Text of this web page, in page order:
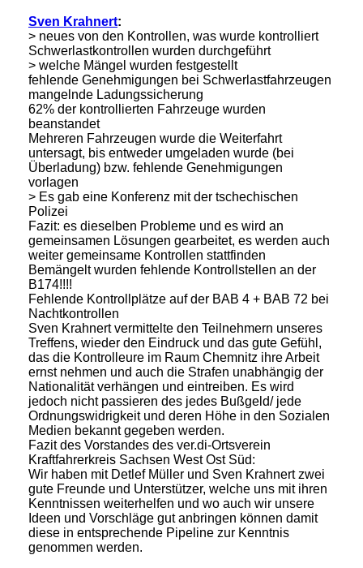
Sven Krahnert:
> neues von den Kontrollen, was wurde kontrolliert
Schwerlastkontrollen wurden durchgeführt
> welche Mängel wurden festgestellt
fehlende Genehmigungen bei Schwerlastfahrzeugen
mangelnde Ladungssicherung
62% der kontrollierten Fahrzeuge wurden
beanstandet
Mehreren Fahrzeugen wurde die Weiterfahrt
untersagt, bis entweder umgeladen wurde (bei
Überladung) bzw. fehlende Genehmigungen
vorlagen
> Es gab eine Konferenz mit der tschechischen
Polizei
Fazit: es dieselben Probleme und es wird an
gemeinsamen Lösungen gearbeitet, es werden auch
weiter gemeinsame Kontrollen stattfinden
Bemängelt wurden fehlende Kontrollstellen an der
B174!!!!
Fehlende Kontrollplätze auf der BAB 4 + BAB 72 bei
Nachtkontrollen
Sven Krahnert vermittelte den Teilnehmern unseres
Treffens, wieder den Eindruck und das gute Gefühl,
das die Kontrolleure im Raum Chemnitz ihre Arbeit
ernst nehmen und auch die Strafen unabhängig der
Nationalität verhängen und eintreiben. Es wird
jedoch nicht passieren des jedes Bußgeld/ jede
Ordnungswidrigkeit und deren Höhe in den Sozialen
Medien bekannt gegeben werden.
Fazit des Vorstandes des ver.di-Ortsverein
Kraftfahrerkreis Sachsen West Ost Süd:
Wir haben mit Detlef Müller und Sven Krahnert zwei
gute Freunde und Unterstützer, welche uns mit ihren
Kenntnissen weiterhelfen und wo auch wir unsere
Ideen und Vorschläge gut anbringen können damit
diese in entsprechende Pipeline zur Kenntnis
genommen werden.